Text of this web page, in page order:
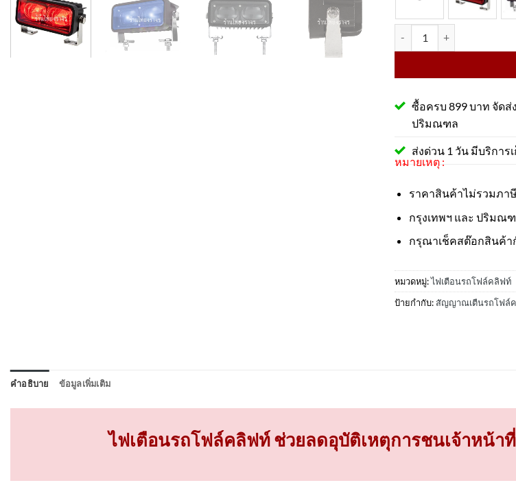
ซื้อครบ 899 บาท จัดส่
ปริมณฑล
ส่งด่วน 1 วัน มีบริการ
หมายเหตุ :
ราคาสินค้าไม่รวมภา
กรุงเทพฯ และ ปริมณ
กรุณาเช็คสต๊อกสินค้า
หมวดหมู่:ไฟเตือนรถโฟล์คลิฟท์
ป้ายกำกับ: สัญญาณเตืนรถโฟล์
คำอธิบาย ข้อมูลเพิ่มเติม
ไฟเตือนรถโฟล์คลิฟท์ ช่วยลดอุบัติเหตุการชนเจ้าหน้า